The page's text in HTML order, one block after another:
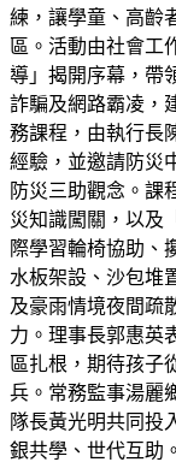
練，讓學童、高齡
區。活動由社會工
導」揭開序幕，帶
詐騙及網路霸凌，
務課程，由執行長
經驗，並邀請防災
防災三助觀念。課
災知識闖關，以及
際學習輪椅協助、
水板架設、沙包堆
及豪雨情境夜間疏
力。理事長郭惠英
區扎根，期待孩子
兵。常務監事湯麗
隊長黃光明共同投
銀共學、世代互助